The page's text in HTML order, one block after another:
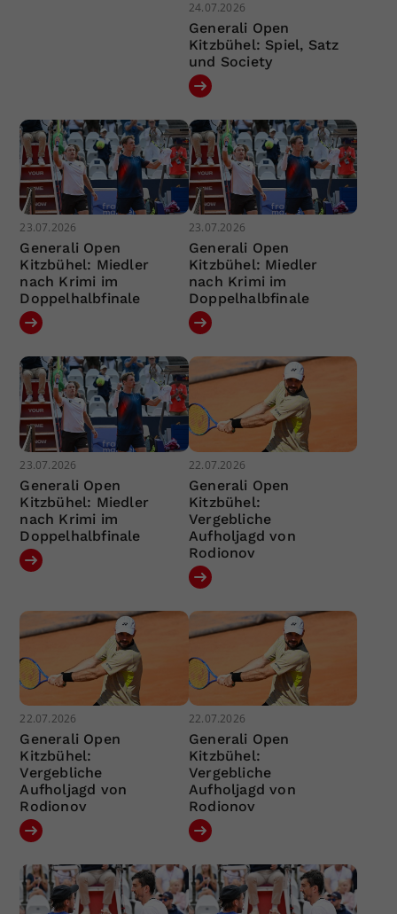
24.07.2026
Generali Open
Kitzbühel: Spiel, Satz
und Society
23.07.2026
Generali Open
Kitzbühel: Miedler
nach Krimi im
Doppelhalbfinale
23.07.2026
Generali Open
Kitzbühel: Miedler
nach Krimi im
Doppelhalbfinale
23.07.2026
Generali Open
Kitzbühel: Miedler
nach Krimi im
Doppelhalbfinale
22.07.2026
Generali Open
Kitzbühel:
Vergebliche
Aufholjagd von
Rodionov
22.07.2026
Generali Open
Kitzbühel:
Vergebliche
Aufholjagd von
Rodionov
22.07.2026
Generali Open
Kitzbühel:
Vergebliche
Aufholjagd von
Rodionov